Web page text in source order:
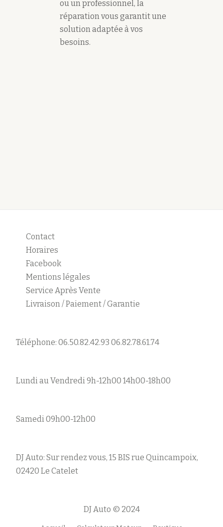
ou un professionnel, la
réparation vous garantit une
solution adaptée à vos
besoins.
Contact
Horaires
Facebook
Mentions légales
Service Après Vente
Livraison / Paiement / Garantie
Téléphone: 06.50.82.42.93 06.82.78.61.74
Lundi au Vendredi 9h-12h00 14h00-18h00
Samedi 09h00-12h00
DJ Auto: Sur rendez vous, 15 BIS rue Quincampoix,
02420 Le Catelet
DJ Auto © 2024